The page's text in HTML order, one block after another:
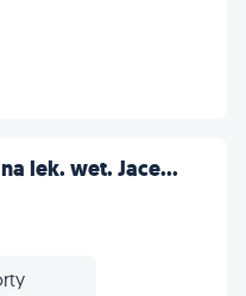
lek. wet. Jace...